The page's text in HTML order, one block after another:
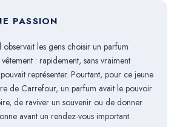
PASSION
les gens choisir un parfum
: rapidement, sans vraiment
représenter. Pourtant, pour ce jeune
de Carrefour, un parfum avait le pouvoir
de raviver un souvenir ou de donner
avant un rendez-vous important.